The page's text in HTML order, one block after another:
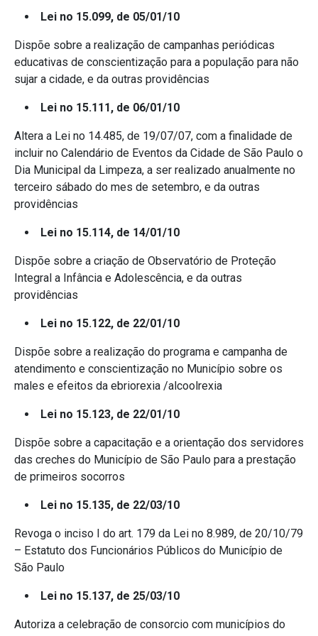
Lei no 15.099, de 05/01/10
Dispõe sobre a realização de campanhas periódicas
educativas de conscientização para a população para não
sujar a cidade, e da outras providências
Lei no 15.111, de 06/01/10
Altera a Lei no 14.485, de 19/07/07, com a finalidade de
incluir no Calendário de Eventos da Cidade de São Paulo o
Dia Municipal da Limpeza, a ser realizado anualmente no
terceiro sábado do mes de setembro, e da outras
providências
Lei no 15.114, de 14/01/10
Dispõe sobre a criação de Observatório de Proteção
Integral a Infância e Adolescência, e da outras
providências
Lei no 15.122, de 22/01/10
Dispõe sobre a realização do programa e campanha de
atendimento e conscientização no Município sobre os
males e efeitos da ebriorexia /alcoolrexia
Lei no 15.123, de 22/01/10
Dispõe sobre a capacitação e a orientação dos servidores
das creches do Município de São Paulo para a prestação
de primeiros socorros
Lei no 15.135, de 22/03/10
Revoga o inciso I do art. 179 da Lei no 8.989, de 20/10/79
– Estatuto dos Funcionários Públicos do Município de
São Paulo
Lei no 15.137, de 25/03/10
Autoriza a celebração de consorcio com municípios do